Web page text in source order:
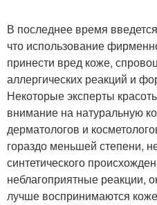
В последнее время
что использование
принести вред коже,
аллергических реакций и
Некоторые эксперты
внимание на натуральную
дерматологов и
гораздо меньшей степени,
синтетического
неблагоприятные реакции,
лучше воспринимаются